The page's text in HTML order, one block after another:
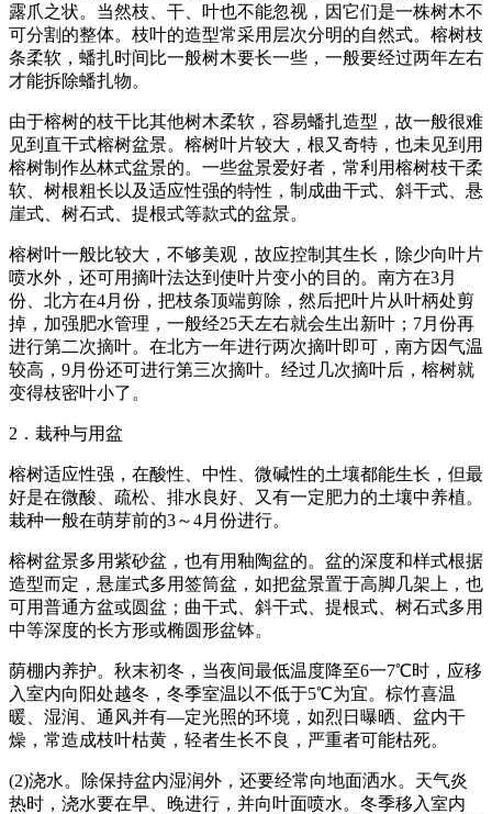
露爪之状。当然枝、干、叶也不能忽视，因它们是一株树木不
可分割的整体。枝叶的造型常采用层次分明的自然式。榕树枝
条柔软，蟠扎时间比一般树木要长一些，一般要经过两年左右
才能拆除蟠扎物。
由于榕树的枝干比其他树木柔软，容易蟠扎造型，故一般很难
见到直干式榕树盆景。榕树叶片较大，根又奇特，也未见到用
榕树制作丛林式盆景的。一些盆景爱好者，常利用榕树枝干柔
软、树根粗长以及适应性强的特性，制成曲干式、斜干式、悬
崖式、树石式、提根式等款式的盆景。
榕树叶一般比较大，不够美观，故应控制其生长，除少向叶片
喷水外，还可用摘叶法达到使叶片变小的目的。南方在3月
份、北方在4月份，把枝条顶端剪除，然后把叶片从叶柄处剪
掉，加强肥水管理，一般经25天左右就会生出新叶；7月份再
进行第二次摘叶。在北方一年进行两次摘叶即可，南方因气温
较高，9月份还可进行第三次摘叶。经过几次摘叶后，榕树就
变得枝密叶小了。
2．栽种与用盆
榕树适应性强，在酸性、中性、微碱性的土壤都能生长，但最
好是在微酸、疏松、排水良好、又有一定肥力的土壤中养植。
栽种一般在萌芽前的3～4月份进行。
榕树盆景多用紫砂盆，也有用釉陶盆的。盆的深度和样式根据
造型而定，悬崖式多用签筒盆，如把盆景置于高脚几架上，也
可用普通方盆或圆盆；曲干式、斜干式、提根式、树石式多用
中等深度的长方形或椭圆形盆钵。
荫棚内养护。秋末初冬，当夜间最低温度降至6一7℃时，应移
入室内向阳处越冬，冬季室温以不低于5℃为宜。棕竹喜温
暖、湿润、通风并有—定光照的环境，如烈日曝晒、盆内干
燥，常造成枝叶枯黄，轻者生长不良，严重者可能枯死。
(2)浇水。除保持盆内湿润外，还要经常向地面洒水。天气炎
热时，浇水要在早、晚进行，并向叶面喷水。冬季移入室内